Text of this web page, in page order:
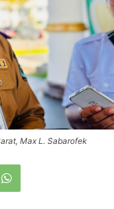
Max L. Sabarofek